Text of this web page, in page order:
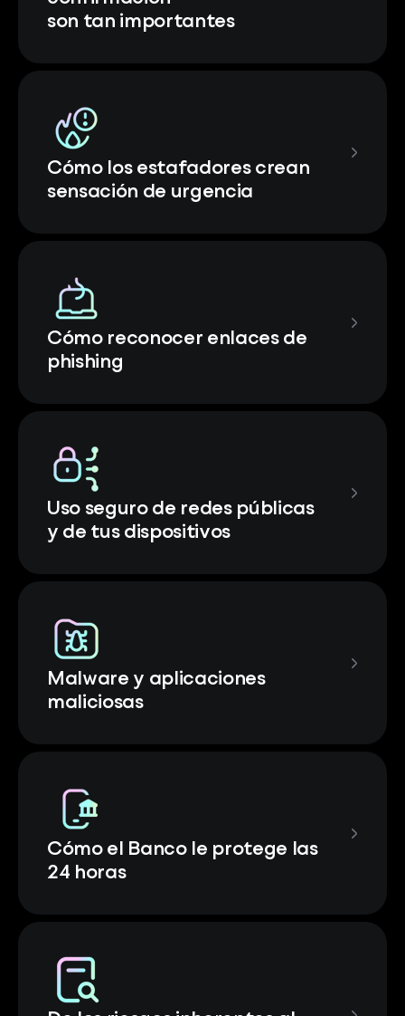
son tan importantes
Cómo los estafadores crean
sensación de urgencia
Cómo reconocer enlaces de
phishing
Uso seguro de redes públicas
y de tus dispositivos
Malware y aplicaciones
maliciosas
Cómo el Banco le protege las
24 horas